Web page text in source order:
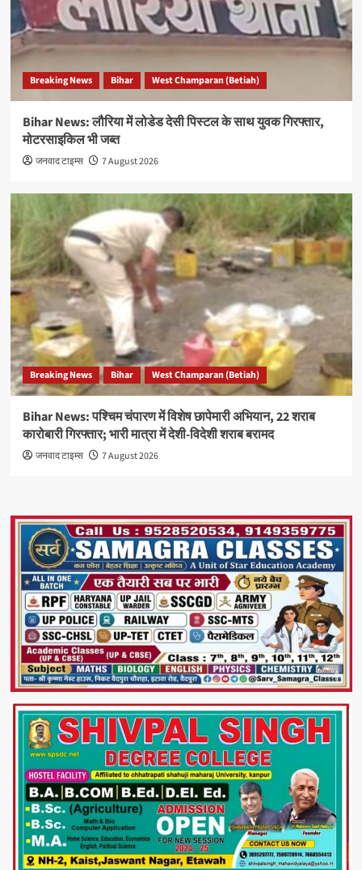
Breaking News Bihar West Champaran (Betiah)
Bihar News: लौरिया में लोडेड देसी पिस्टल के साथ युवक गिरफ्तार,
मोटरसाइकिल भी जब्त
जनवाद टाइम्स 7 August 2026
Breaking News Bihar West Champaran (Betiah)
Bihar News: पश्चिम चंपारण में विशेष छापेमारी अभियान, 22 शराब
कारोबारी गिरफ्तार; भारी मात्रा में देशी-विदेशी शराब बरामद
जनवाद टाइम्स 7 August 2026